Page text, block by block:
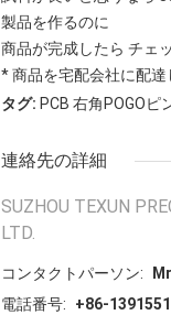
製品を作るのに
商品が完成したら チェ
* 商品を宅配会社に配達
タグ: PCB 右角POGOピ
連絡先の詳細
SUZHOU TEXUN
LTD.
コンタクトパーソン:
電話番号:
+86-